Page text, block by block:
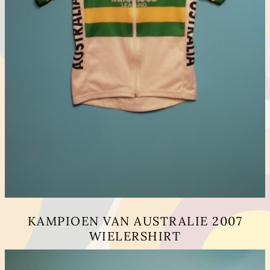
KAMPIOEN VAN AUSTRALIE 2007
WIELERSHIRT